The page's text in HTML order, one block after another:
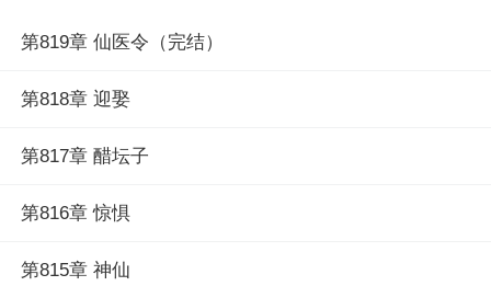
第819章 仙医令（完结）
第818章 迎娶
第817章 醋坛子
第816章 惊惧
第815章 神仙